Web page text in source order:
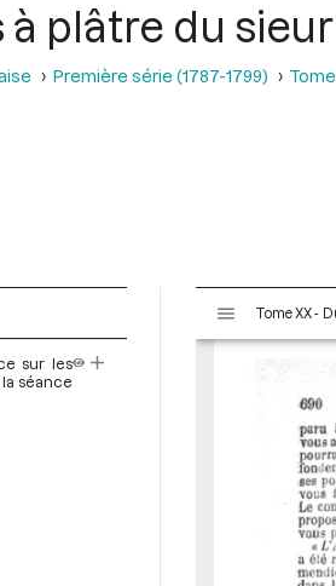
plâtre du
Première série (1787-1799)
sur les
la séance
s
Tome XX -